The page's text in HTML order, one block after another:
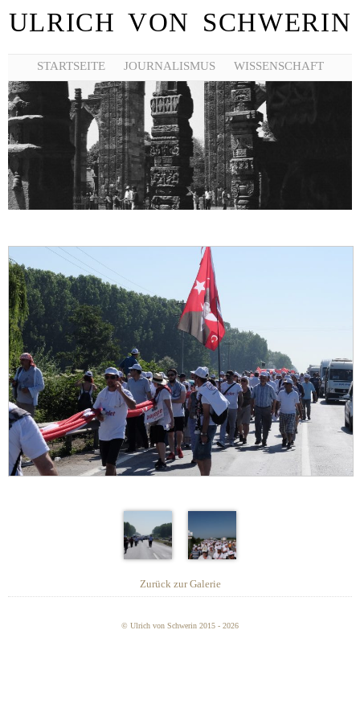
ULRICH VON SCHWERIN
STARTSEITE JOURNALISMUS WISSENSCHAFT
Zurück zur Galerie
© Ulrich von Schwerin 2015 - 2026